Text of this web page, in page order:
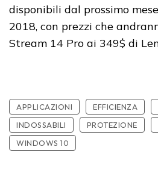
disponibili dal prossimo
2018, con prezzi che
Stream 14 Pro ai 349$ di
APPLICAZIONI EFFICIENZA
INDOSSABILI
PROTEZIONE
WINDOWS 10